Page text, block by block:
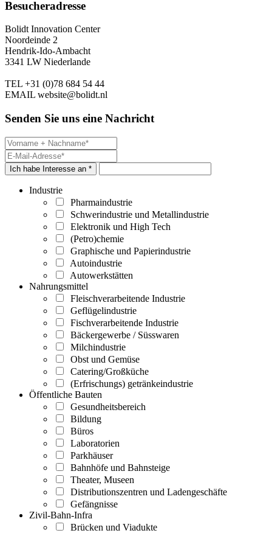
Besucheradresse
Bolidt Innovation Center
Noordeinde 2
Hendrik-Ido-Ambacht
3341 LW Niederlande
TEL +31 (0)78 684 54 44
EMAIL website@bolidt.nl
Senden Sie uns eine Nachricht
Ich habe Interesse an *
Industrie
Pharmaindustrie
Schwerindustrie und Metallindustrie
Elektronik und High Tech
(Petro)chemie
Graphische und Papierindustrie
Autoindustrie
Autowerkstätten
Nahrungsmittel
Fleischverarbeitende Industrie
Geflügelindustrie
Fischverarbeitende Industrie
Bäckergewerbe / Süsswaren
Milchindustrie
Obst und Gemüse
Catering/Großküche
(Erfrischungs) getränkeindustrie
Öffentliche Bauten
Gesundheitsbereich
Bildung
Büros
Laboratorien
Parkhäuser
Bahnhöfe und Bahnsteige
Theater, Museen
Distributionszentren und Ladengeschäfte
Gefängnisse
Zivil-Bahn-Infra
Brücken und Viadukte